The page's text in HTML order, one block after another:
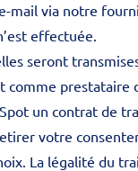
mail via notre
effectuée.
seront
comme prestataire
un contrat de
votre
La légalité du